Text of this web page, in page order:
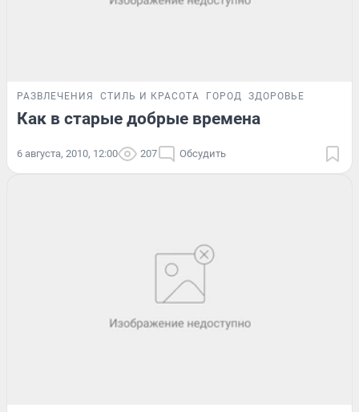
РАЗВЛЕЧЕНИЯ СТИЛЬ И КРАСОТА ГОРОД ЗДОРОВЬЕ
Как в старые добрые времена
6 августа, 2010, 12:00 207 Обсудить